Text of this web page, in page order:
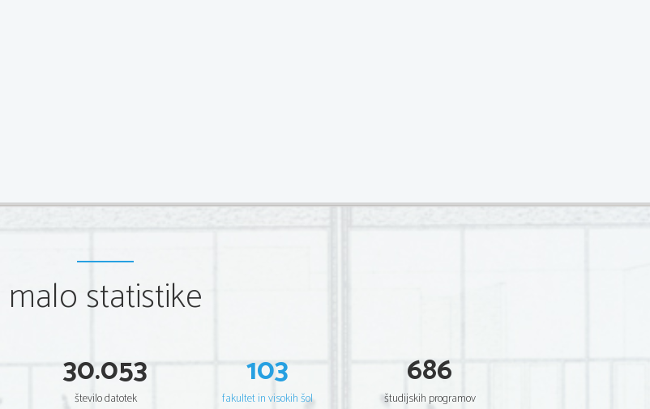
malo statistike
30.053
število datotek
103
fakultet in visokih šol
686
študijskih programov